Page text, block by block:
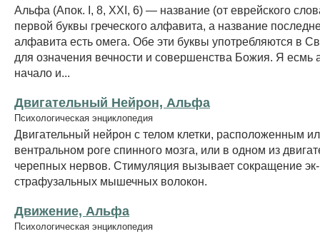
Альфа (Апок. I, 8, XXI, 6) — название (от еврейского
первой буквы греческого алфавита, а название
алфавита есть омега. Обе эти буквы употребляются в
для означения вечности и совершенства Божия. Я есмь
начало и...
Двигательный Нейрон, Альфа
Психологическая энциклопедия
Двигательный нейрон с телом клетки, расположенным
вентральном роге спинного мозга, или в одном из
черепных нервов. Стимуляция вызывает сокращение эк-
страфузальных мышечных волокон.
Движение, Альфа
Психологическая энциклопедия